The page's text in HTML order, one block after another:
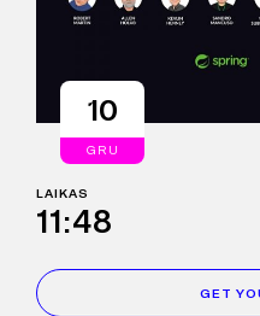
10
GRU
LAIKAS
11:48
GET